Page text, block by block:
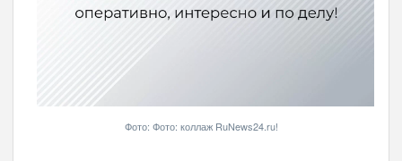
Фото: Фото: коллаж RuNews24.ru!